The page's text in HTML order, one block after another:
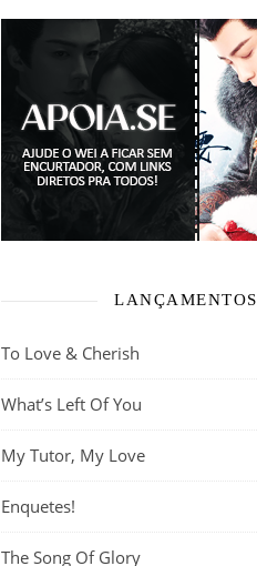
LANÇAMENTOS
To Love & Cherish
What’s Left Of You
My Tutor, My Love
Enquetes!
The Song Of Glory